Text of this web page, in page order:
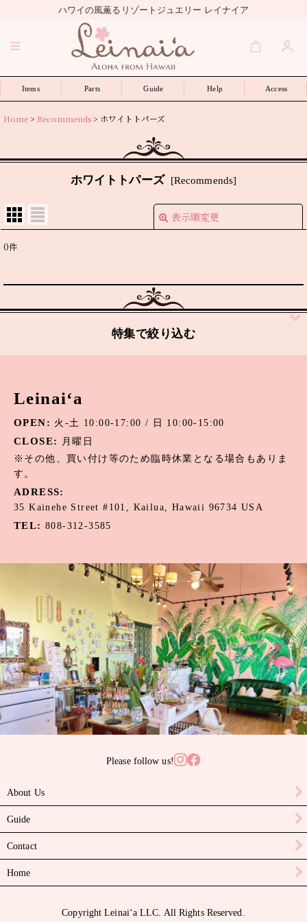
ハワイの風薫るリゾートジュエリー レイナイア
Items Parts Guide Help Access
Home> Recommends> ホワイトトパーズ
ホワイトトパーズ [Recommends]
表示順変更
表示数
絞り込む
0件
特集で絞り込む
アマゾナイト
アメジスト
オニキス
オパール
カルセドニー
サンゴ
サンライズシェル
スワロフスキークリスタル
ターコイズ
ハーキマーダイヤモンド
パール
ピカケビーズ
Leinai‘a
OPEN: 火-土 10:00-17:00 / 日 10:00-15:00
CLOSE:
月曜日
※その他、買い付け等のため臨時休業となる場合もありま
す。
ADRESS:
35 Kainehe Street #101, Kailua, Hawaii 96734 USA
TEL: 808-312-3585
Please follow us!
About Us
Guide
Contact
Home
Copyright Leinaiʻa LLC. All Rights Reserved.